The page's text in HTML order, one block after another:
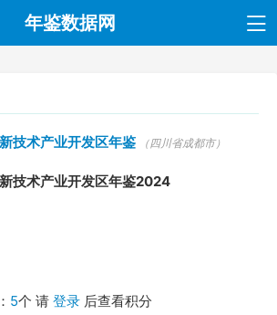
年鉴数据网
技术产业开发区年鉴 （四川省成都市）
技术产业开发区年鉴2024
5个 请 登录 后查看积分